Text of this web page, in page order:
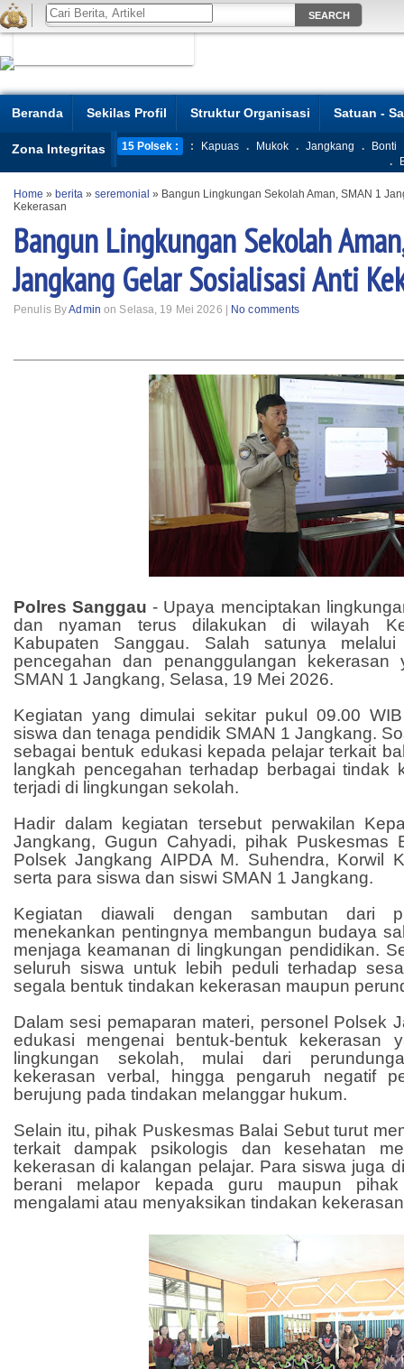
Beranda Sekilas Profil Struktur Organisasi Satuan -
Zona Integritas 15 Polsek : : Kapuas . Mukok . Jangkang .
Bonti
.
Home » berita » seremonial » Bangun Lingkungan Sekolah Aman, SMAN 1
Kekerasan
Bangun Lingkungan Sekolah
Jangkang Gelar Sosialisasi Anti
Penulis ByAdmin on Selasa, 19 Mei 2026 | No comments
Polres Sanggau- Upaya menciptakan
dan nyaman terus dilakukan di wilayah
Kabupaten Sanggau. Salah satunya
pencegahan dan penanggulangan
SMAN 1 Jangkang, Selasa, 19 Mei 2026.
Kegiatan yang dimulai sekitar pukul 09.00
siswa dan tenaga pendidik SMAN 1 Jangkang.
sebagai bentuk edukasi kepada pelajar terkait
langkah pencegahan terhadap berbagai tindak
terjadi di lingkungan sekolah.
Hadir dalam kegiatan tersebut perwakilan
Jangkang, Gugun Cahyadi, pihak Puskesmas
Polsek Jangkang AIPDA M. Suhendra, Korwil
serta para siswa dan siswi SMAN 1 Jangkang.
Kegiatan diawali dengan sambutan dari
menekankan pentingnya membangun budaya
menjaga keamanan di lingkungan pendidikan.
seluruh siswa untuk lebih peduli terhadap
segala bentuk tindakan kekerasan maupun
Dalam sesi pemaparan materi, personel Polsek
edukasi mengenai bentuk-bentuk kekerasan
lingkungan sekolah, mulai dari
kekerasan verbal, hingga pengaruh negatif
berujung pada tindakan melanggar hukum.
Selain itu, pihak Puskesmas Balai Sebut turut
terkait dampak psikologis dan kesehatan
kekerasan di kalangan pelajar. Para siswa juga
berani melapor kepada guru maupun
mengalami atau menyaksikan tindakan